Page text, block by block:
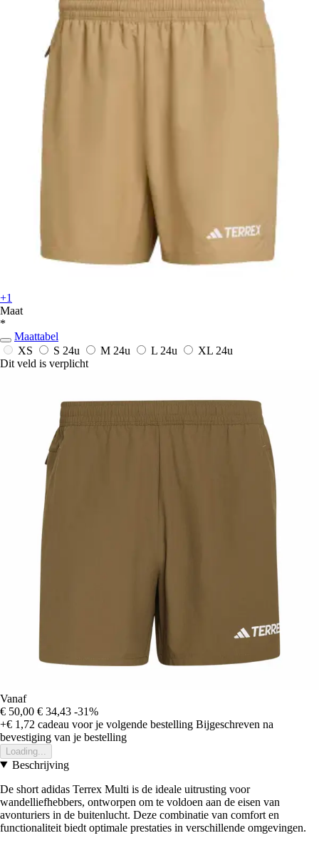
+1
Maat
*
Maattabel
XS
S 24u M 24u L 24u XL 24u
Dit veld is verplicht
Vanaf
€ 50,00 € 34,43 -31%
+€ 1,72 cadeau voor je volgende bestelling Bijgeschreven na
bevestiging van je bestelling
Loading...
Beschrijving
De short adidas Terrex Multi is de ideale uitrusting voor
wandelliefhebbers, ontworpen om te voldoen aan de eisen van
avonturiers in de buitenlucht. Deze combinatie van comfort en
functionaliteit biedt optimale prestaties in verschillende omgevingen.